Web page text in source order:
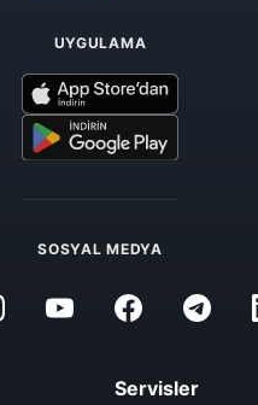
UYGULAMA
SOSYAL MEDYA
Servisler